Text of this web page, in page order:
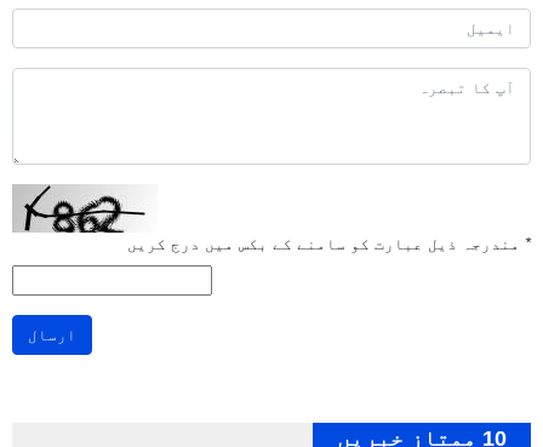
* مندرجہ ذیل عبارت کو سامنے کے بکس میں درج کریں
ارسال
10 ممتاز خبریں